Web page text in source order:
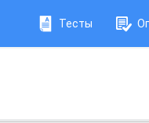
Тесты